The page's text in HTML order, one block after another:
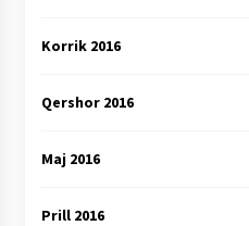
Korrik 2016
Qershor 2016
Maj 2016
Prill 2016